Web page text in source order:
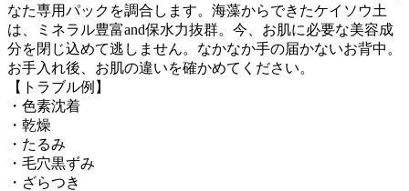
なた専用パックを調合します。海藻からできたケイソウ土
は、ミネラル豊富and保水力抜群。今、お肌に必要な美容成
分を閉じ込めて逃しません。なかなか手の届かないお背中。
お手入れ後、お肌の違いを確かめてください。
【トラブル例】
・色素沈着
・乾燥
・たるみ
・毛穴黒ずみ
・ざらつき